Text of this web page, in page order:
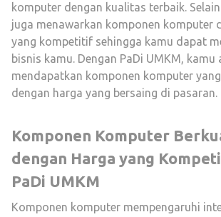
komputer dengan kualitas terbaik.
juga menawarkan komponen komputer
yang kompetitif sehingga kamu dapat
bisnis kamu. Dengan PaDi UMKM, kamu
mendapatkan komponen komputer
dengan harga yang bersaing di pasaran.
Komponen Komputer
dengan Harga yang
PaDi UMKM
Komponen komputer mempengaruhi